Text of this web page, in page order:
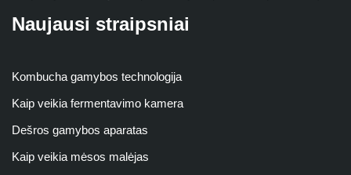
Naujausi straipsniai
Kombucha gamybos technologija
Kaip veikia fermentavimo kamera
Dešros gamybos aparatas
Kaip veikia mėsos malėjas